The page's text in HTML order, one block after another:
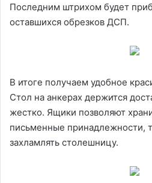
Последним штрихом будет
оставшихся обрезков ДСП.
В итоге получаем удобное
Стол на анкерах держится
жестко. Ящики позволяют
письменные принадлежности,
захламлять столешницу.